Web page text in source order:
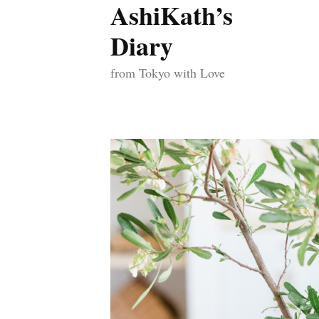
コ
テ
ン
ス
キ
ッ
プ
AshiKath’s
Diary
from Tokyo with Love